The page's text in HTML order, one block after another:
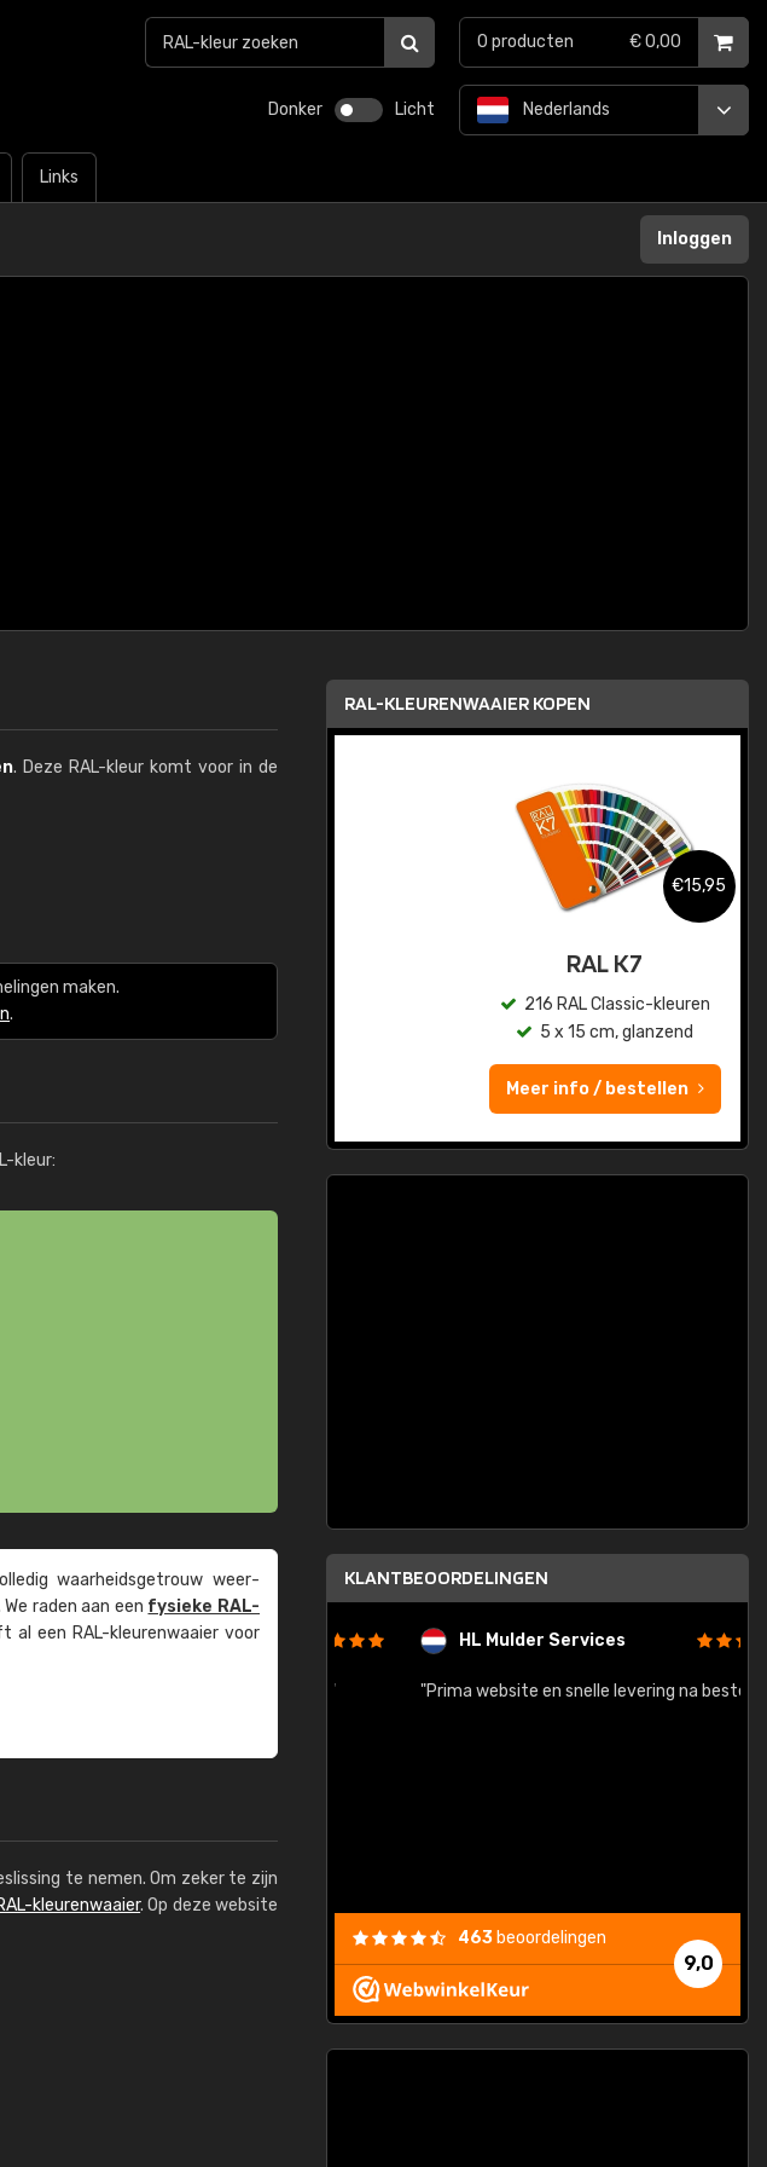
Donker Licht
Links
Nederlands
0 producten € 0,00
Inloggen
. Deze RAL-kleur komt voor in de
maken.
.
kleur:
waarheids­­getrouw weer­
raden aan een fysieke RAL-
een RAL-kleuren­waaier voor
te nemen. Om zeker te zijn
kleurenwaaier. Op deze website
RAL-KLEURENWAAIER KOPEN
RAL K7 op waterbasis
€15,95
RAL K7
216 RAL Classic-kleuren
5 x 15 cm, glanzend
Meer info / bestellen
KLANTBEOORDELINGEN
BV HL Mulder Services
"Prima website en snelle levering na bestelling"
9,0
463 beoordelingen